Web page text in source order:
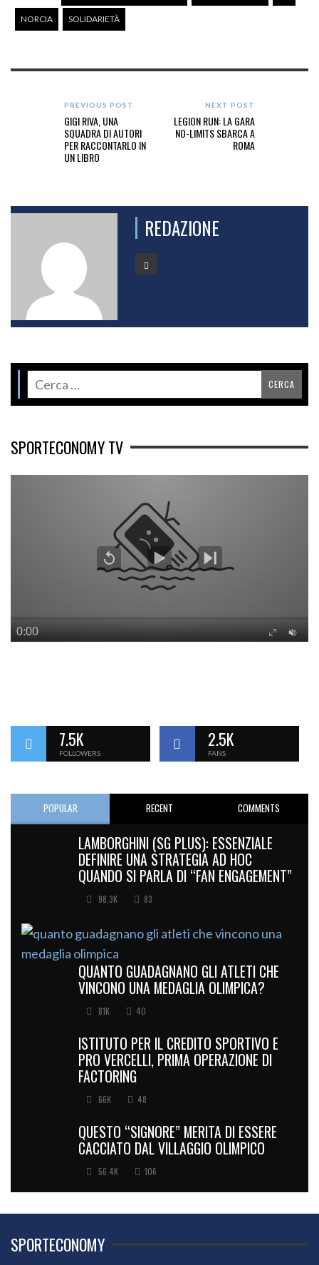
NORCIA SOLIDARIETÀ
PREVIOUS POST
GIGI RIVA, UNA
SQUADRA DI AUTORI
PER RACCONTARLO IN
UN LIBRO
NEXT POST
LEGION RUN: LA GARA
NO-LIMITS SBARCA A
ROMA
REDAZIONE
SPORTECONOMY TV
7.5K
FOLLOWERS
2.5K
FANS
POPULAR RECENT COMMENTS
LAMBORGHINI (SG PLUS): ESSENZIALE
DEFINIRE UNA STRATEGIA AD HOC
QUANDO SI PARLA DI “FAN ENGAGEMENT”
98.3K 83
QUANTO GUADAGNANO GLI ATLETI CHE
VINCONO UNA MEDAGLIA OLIMPICA?
81K 40
ISTITUTO PER IL CREDITO SPORTIVO E
PRO VERCELLI, PRIMA OPERAZIONE DI
FACTORING
66K 48
QUESTO “SIGNORE” MERITA DI ESSERE
CACCIATO DAL VILLAGGIO OLIMPICO
56.4K 106
SPORTECONOMY